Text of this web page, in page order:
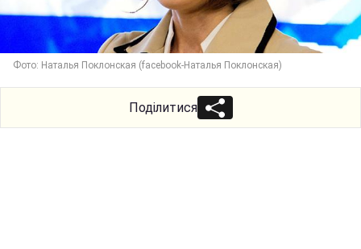
Фото: Наталья Поклонская (facebook-Наталья Поклонская)
Поділитися